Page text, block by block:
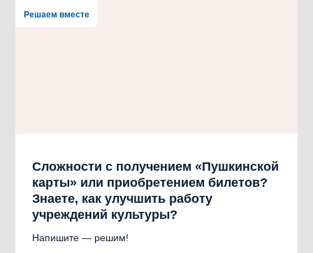
Решаем вместе
Сложности с получением «Пушкинской
карты» или приобретением билетов?
Знаете, как улучшить работу
учреждений культуры?
Напишите — решим!